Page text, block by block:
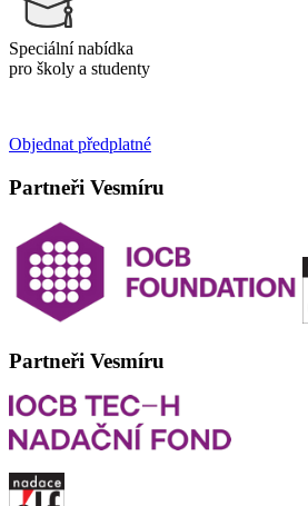
Speciální nabídka
pro školy a studenty
Objednat předplatné
Partneři Vesmíru
Partneři Vesmíru